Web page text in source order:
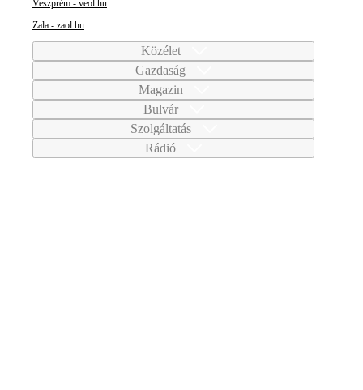
Veszprém - veol.hu
Zala - zaol.hu
Közélet
Gazdaság
Magazin
Bulvár
Szolgáltatás
Rádió